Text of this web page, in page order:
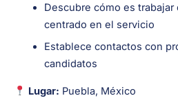
Descubre cómo es
centrado en el servicio
Establece contactos con
candidatos
Lugar: Puebla, México